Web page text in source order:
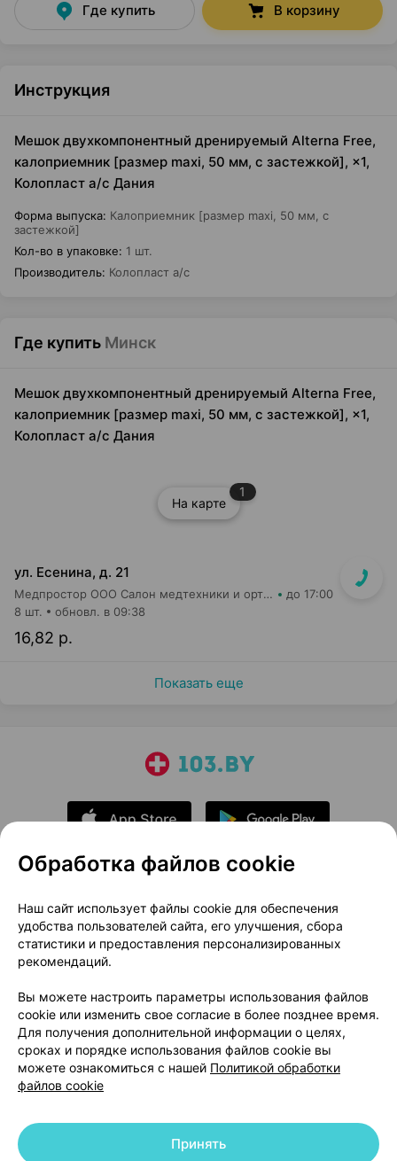
Где купить В корзину
Инструкция
Мешок двухкомпонентный дренируемый Alterna Free,
калоприемник [размер maxi, 50 мм, с застежкой], ×1,
Колопласт а/с Дания
Форма выпуска: Калоприемник [размер maxi, 50 мм, с
застежкой]
Кол-во в упаковке: 1 шт.
Производитель: Колопласт а/с
Где купить Минск
Мешок двухкомпонентный дренируемый Alterna Free,
калоприемник [размер maxi, 50 мм, с застежкой], ×1,
Колопласт а/с Дания
На карте
1
ул. Есенина, д. 21
Медпростор ООО Салон медтехники и ортопедии №9 до 17:00
16,82 р.
8 шт. обновл. в 09:38
Показать еще
О проекте
Новости проекта
Размещение рекламы
Медицинский маркетинг
Публичный договор
Доставка
Способы оплаты
Вакансии
Партнеры
Написать руководителю 103.by
Написать в поддержку
Персональные настройки Cookie
Обработка файлов cookie
Наш сайт использует файлы cookie для обеспечения
удобства пользователей сайта, его улучшения, сбора
статистики и предоставления персонализированных
рекомендаций.
Вы можете настроить параметры использования файлов
cookie или изменить свое согласие в более позднее время.
Для получения дополнительной информации о целях,
сроках и порядке использования файлов cookie вы
можете ознакомиться с нашей Политикой обработки
файлов cookie
Принять